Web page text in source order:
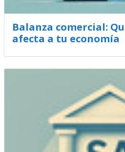
Balanza comercial:
afecta a tu economía